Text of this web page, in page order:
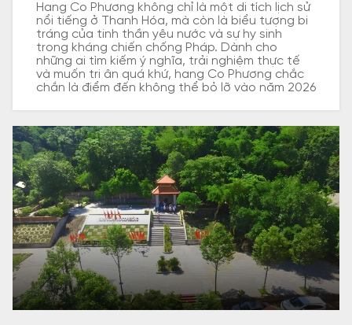
Hang Co Phương không chỉ là một di tích lịch sử
nổi tiếng ở Thanh Hóa, mà còn là biểu tượng bi
tráng của tinh thần yêu nước và sự hy sinh
trong kháng chiến chống Pháp. Dành cho
những ai tìm kiếm ý nghĩa, trải nghiệm thực tế
và muốn tri ân quá khứ, hang Co Phương chắc
chắn là điểm đến không thể bỏ lỡ vào năm 2026